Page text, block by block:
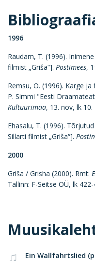
1996
Raudam, T. (1996).
filmist „Griša“]. Postimees,
Remsu, O. (1996). Karge
P. Simmi "Eesti
Kultuurimaa, 13. nov, lk 10.
Ehasalu, T. (1996).
Sillarti filmist „Griša“].
2000
Griša / Grisha (2000). Rmt:
Tallinn: F-Seitse OÜ, lk 422-
Ein Wallfahrtslied